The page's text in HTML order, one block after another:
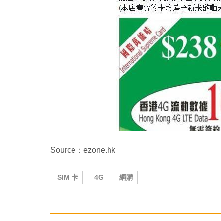
Source：ezone.hk
SIM 卡 4G 網購